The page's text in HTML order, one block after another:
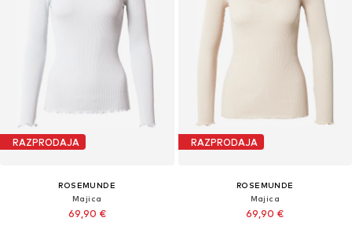
RAZPRODAJA
ROSEMUNDE
Majica
69,90 €
RAZPRODAJA
ROSEMUNDE
Majica
69,90 €